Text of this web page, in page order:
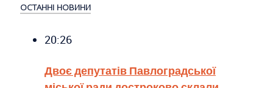
ОСТАННІ НОВИНИ
20:26
Двоє депутатів Павлоградської